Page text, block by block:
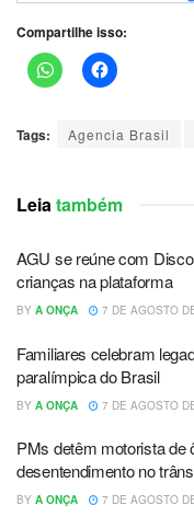
Compartilhe isso:
Tags: Agencia Brasil
Leiatambém
AGU se reúne com
crianças na plataforma
BY A ONÇA 7 DE AGOSTO
Familiares celebram
paralímpica do Brasil
BY A ONÇA 7 DE AGOSTO
PMs detêm motorista de
desentendimento no
BY A ONÇA 7 DE AGOSTO